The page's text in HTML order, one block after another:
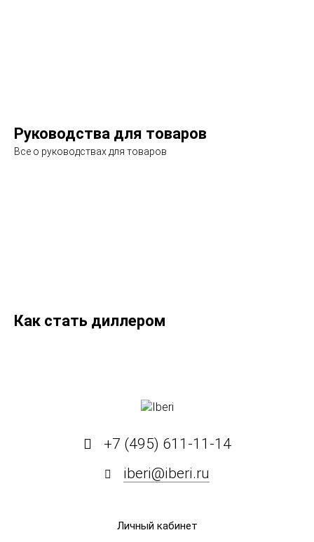
Руководства для товаров
Все о руководствах для товаров
Как стать диллером
+7 (495) 611-11-14
iberi@iberi.ru
Личный кабинет